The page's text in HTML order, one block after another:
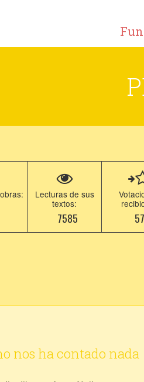
Lecturas de sus
textos:
7585
nos ha contado nada